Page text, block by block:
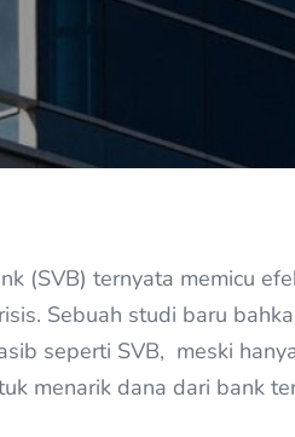
(SVB) ternyata memicu
Sebuah studi baru
seperti SVB, meski
menarik dana dari bank